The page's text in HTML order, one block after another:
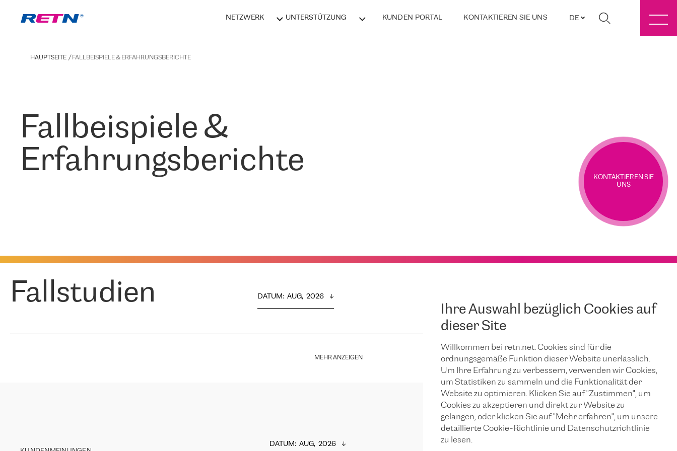
NETZWERK UNTERSTÜTZUNG KUNDEN PORTAL KONTAKTIEREN SIE UNS DE
Ihre Auswahl bezüglich Cookies auf
dieser Site
Willkommen bei retn.net. Cookies sind für die
ordnungsgemäße Funktion dieser Website unerlässlich.
Um Ihre Erfahrung zu verbessern, verwenden wir Cookies,
um Statistiken zu sammeln und die Funktionalität der
Website zu optimieren. Klicken Sie auf "Zustimmen", um
Cookies zu akzeptieren und direkt zur Website zu
gelangen, oder klicken Sie auf "Mehr erfahren", um unsere
detaillierte Cookie-Richtlinie und Datenschutzrichtlinie
zu lesen.
HAUPTSEITE FALLBEISPIELE & ERFAHRUNGSBERICHTE
Fallbeispiele &
Erfahrungsberichte
KONTAKTIEREN SIE
UNS
Fallstudien DATUM: AUG,  2026
MEHR ANZEIGEN
DATUM: AUG,  2026